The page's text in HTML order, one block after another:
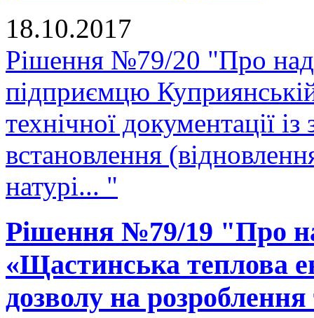
18.10.2017
Рішення №79/20 "Про
підприємцю
технічної документації
встановлення
натурі... "
Рішення №79/19 "Про
«Щастинська теплова
дозволу на розроблення